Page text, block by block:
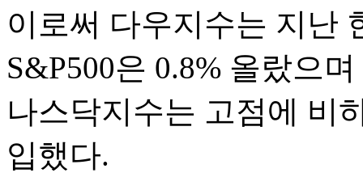
이로써 다우지수는 지난
S&P500은 0.8% 올랐으
나스닥지수는 고점에 비
입했다.